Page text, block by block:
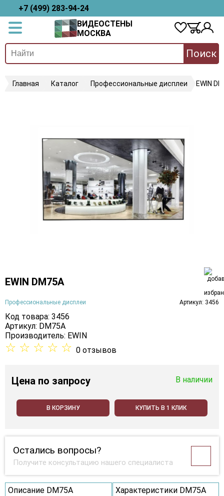
+7 (499) 283-94-24
ВИДЕОСТЕНЫ
МОСКВА
Поиск
Главная Каталог Профессиональные дисплеи EWIN
EWIN DM75A
Профессиональные дисплеи Артикул: 3456
Код товара: 3456
Артикул: DM75A
Производитель: EWIN
☆ ☆ ☆ ☆ ☆ 0 отзывов
Цена по запросу В наличии
В КОРЗИНУ КУПИТЬ В 1 КЛИК
Остались вопросы?
Получите консультацию нашего специалиста
Описание DM75A
Характеристики DM75A